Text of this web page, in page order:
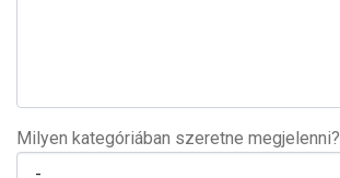
Milyen kategóriában szeretne megjelenni?